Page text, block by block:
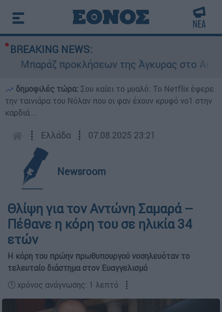
BREAKING NEWS:
Μπαράζ προκλήσεων της Άγκυρας στο
δημοφιλές τώρα: Σου καίει το μυαλό: Το Netflix έφερε
την ταινιάρα του Νόλαν που οι φαν έχουν κρυφό νο1 στην
καρδιά...
┋ Ελλάδα ┋ 07.08.2025 23:21
Newsroom
Θλίψη για τον Αντώνη Σαμαρά –
Πέθανε η κόρη του σε ηλικία 34
ετών
Η κόρη του πρώην πρωθυπουργού νοσηλευόταν το
τελευταίο διάστημα στον Ευαγγελισμό
🕛 χρόνος ανάγνωσης: 1 λεπτό ┋